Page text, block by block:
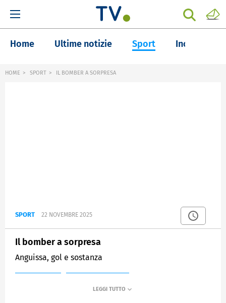
Home Ultime notizie Sport Inchieste
HOME SPORT IL BOMBER A SORPRESA
SPORT 22 NOVEMBRE 2025
Il bomber a sorpresa
Anguissa, gol e sostanza